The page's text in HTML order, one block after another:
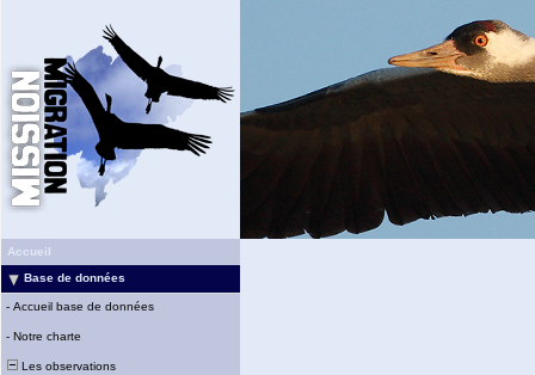
Accueil
Base de données
- Accueil base de données
- Notre charte
Les observations